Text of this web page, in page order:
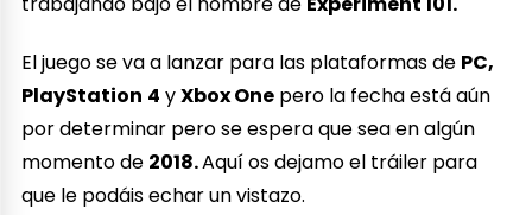
El juego se va a lanzar para las plataformas de PC,
PlayStation 4 yXbox One pero la fecha está aún
por determinar pero se espera que sea en algún
momento de 2018.Aquí os dejamo el tráiler para
que le podáis echar un vistazo.